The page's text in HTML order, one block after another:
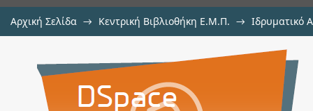
Αρχική Σελίδα → Κεντρική Βιβλιοθήκη Ε.Μ.Π. → Ιδρυματικό
Οι επιπτώσεις του
Εκπομπών αερίων του